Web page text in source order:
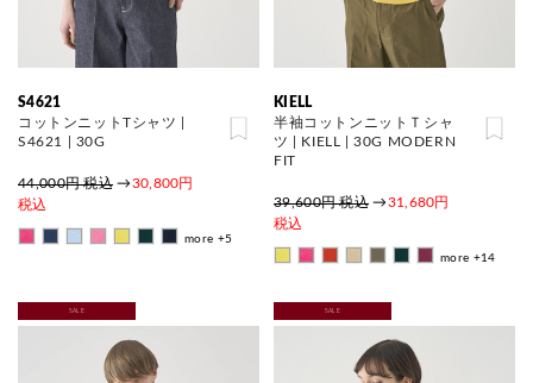
S4621
コットンニットTシャツ |
S4621 | 30G
44,000円 税込 →30,800円
税込
more +5
KIELL
半袖コットンニットＴシャ
ツ | KIELL | 30G MODERN
FIT
39,600円 税込 →31,680円
税込
more +14
SALE SALE